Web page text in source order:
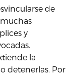
de
y
la
detenerlas. Por